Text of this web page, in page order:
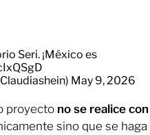
Seri. ¡México es
May 9, 2026
proyecto no se realice con
sino que se haga